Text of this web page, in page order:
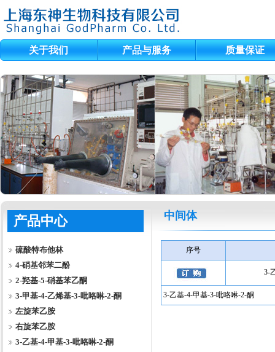
关于我们 产品与服务 质量保证
产品中心
硫酸特布他林
4-硝基邻苯二酚
2-羟基-5-硝基苯乙酮
3-甲基-4-乙烯基-3-吡咯啉-2-酮
左旋苯乙胺
右旋苯乙胺
3-乙基-4-甲基-3-吡咯啉-2-酮
中间体
序号
3-
3-乙基-4-甲基-3-吡咯啉-2-酮